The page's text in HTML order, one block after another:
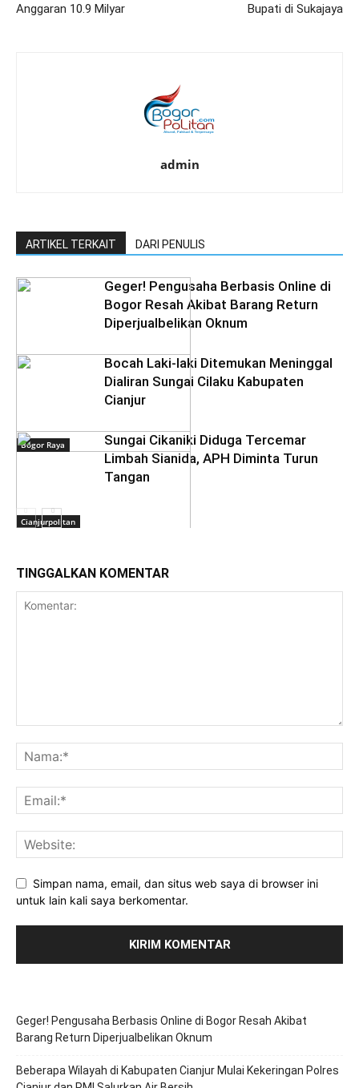
Anggaran 10.9 Milyar
Bupati di Sukajaya
admin
ARTIKEL TERKAIT DARI PENULIS
Bogor Raya
Geger! Pengusaha Berbasis Online di
Bogor Resah Akibat Barang Return
Diperjualbelikan Oknum
Cianjurpolitan
Bocah Laki-laki Ditemukan Meninggal
Dialiran Sungai Cilaku Kabupaten
Cianjur
Bogor Raya
Sungai Cikaniki Diduga Tercemar
Limbah Sianida, APH Diminta Turun
Tangan
TINGGALKAN KOMENTAR
Simpan nama, email, dan situs web saya di browser ini
untuk lain kali saya berkomentar.
Geger! Pengusaha Berbasis Online di Bogor Resah Akibat
Barang Return Diperjualbelikan Oknum
Beberapa Wilayah di Kabupaten Cianjur Mulai Kekeringan Polres